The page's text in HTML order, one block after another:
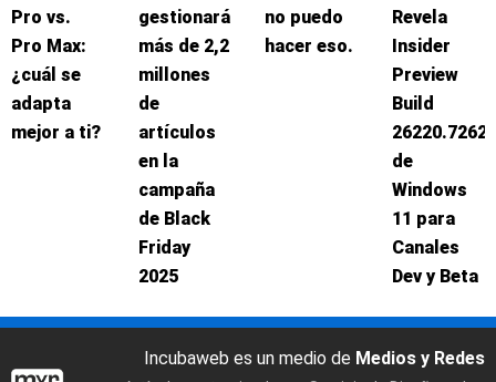
Pro vs.
Pro Max:
¿cuál se
adapta
mejor a ti?
gestionará
más de 2,2
millones
de
artículos
en la
campaña
de Black
Friday
2025
no puedo
hacer eso.
Revela
Insider
Preview
Build
26220.7262
de
Windows
11 para
Canales
Dev y Beta
Incubaweb es un medio de Medios y Redes